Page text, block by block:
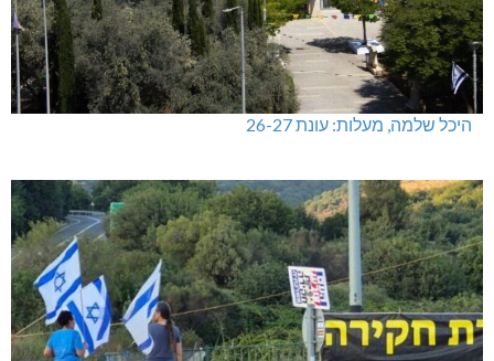
היכל שלמה, מעלות: עונת 26-27